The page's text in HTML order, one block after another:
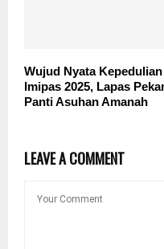
Wujud Nyata
Imipas 2025, Lapas
Panti Asuhan Amanah
LEAVE A COMMENT